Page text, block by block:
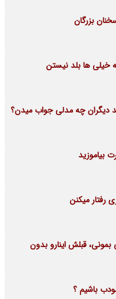
بزرگان
خیلی ها بلد نیستن
دیگران چه مدلی جواب میدن؟
بیاموزید
رفتار میکنن
قبلش اینارو بدون
باشیم ؟